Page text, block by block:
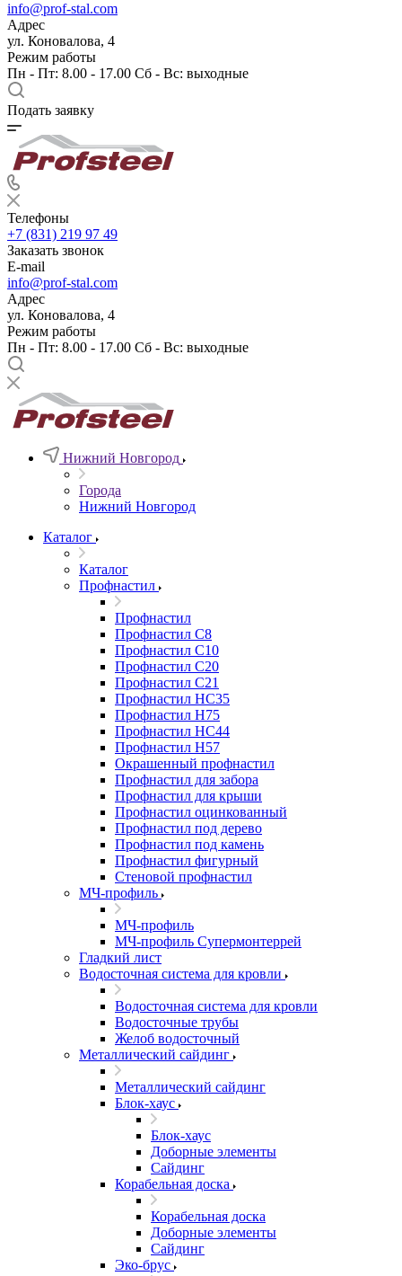
info@prof-stal.com
Адрес
ул. Коновалова, 4
Режим работы
Пн - Пт: 8.00 - 17.00 Сб - Вс: выходные
Подать заявку
Телефоны
+7 (831) 219 97 49
Заказать звонок
E-mail
info@prof-stal.com
Адрес
ул. Коновалова, 4
Режим работы
Пн - Пт: 8.00 - 17.00 Сб - Вс: выходные
Нижний Новгород
Города
Нижний Новгород
Каталог
Каталог
Профнастил
Профнастил
Профнастил С8
Профнастил С10
Профнастил С20
Профнастил С21
Профнастил НС35
Профнастил Н75
Профнастил HC44
Профнастил Н57
Окрашенный профнастил
Профнастил для забора
Профнастил для крыши
Профнастил оцинкованный
Профнастил под дерево
Профнастил под камень
Профнастил фигурный
Стеновой профнастил
МЧ-профиль
МЧ-профиль
МЧ-профиль Супермонтеррей
Гладкий лист
Водосточная система для кровли
Водосточная система для кровли
Водосточные трубы
Желоб водосточный
Металлический сайдинг
Металлический сайдинг
Блок-хаус
Блок-хаус
Доборные элементы
Сайдинг
Корабельная доска
Корабельная доска
Доборные элементы
Сайдинг
Эко-брус